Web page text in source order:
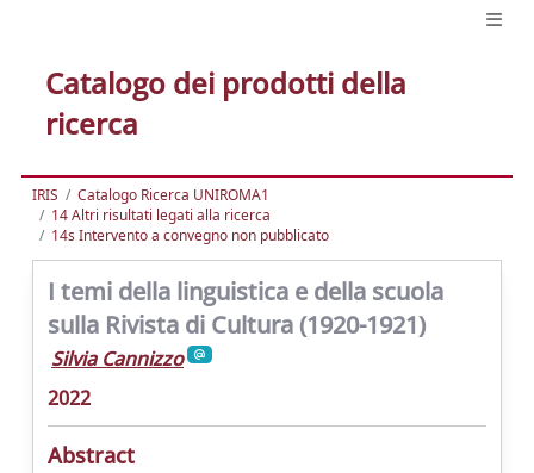
Catalogo dei prodotti della
ricerca
IRIS
Catalogo Ricerca UNIROMA1
14 Altri risultati legati alla ricerca
14s Intervento a convegno non pubblicato
I temi della linguistica e della scuola
sulla Rivista di Cultura (1920-1921)
Silvia Cannizzo
2022
Abstract